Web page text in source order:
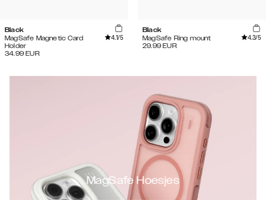
Black
MagSafe Magnetic Card
Holder
4.1/5
34.99 EUR
Black
MagSafe Ring mount
4.3/5
29.99 EUR
MagSafe Hoesjes